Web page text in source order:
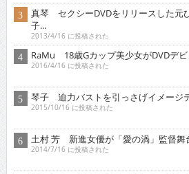
真琴 セクシーDVDをリリースした元
子...
2013/4/16 に投稿された
RaMu 18歳Gカップ美少女がDVDデビ
2016/4/16 に投稿された
琴子 迫力バストを引っさげイメージ
2015/10/16 に投稿された
土村 芳 新進女優が「愛の渦」監督舞
2014/7/16 に投稿された